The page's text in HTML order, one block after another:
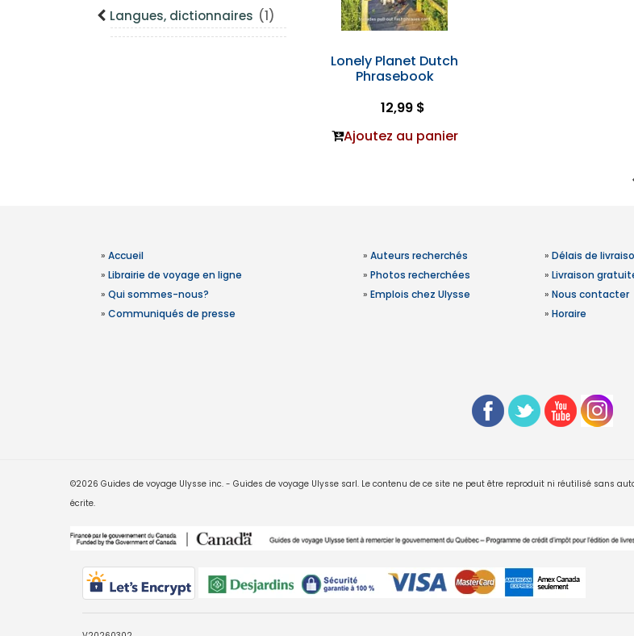
Langues, dictionnaires (1)
Lonely Planet Dutch
Phrasebook
12,99 $
Ajoutez au panier
» Accueil
» Librairie de voyage en ligne
» Qui sommes-nous?
» Communiqués de presse
» Auteurs recherchés
» Photos recherchées
» Emplois chez Ulysse
» Délais de
» Livraison
» Nous contacter
» Horaire
©2026 Guides de voyage Ulysse inc. - Guides de voyage Ulysse sarl. Le contenu de ce site ne peut être reproduit ni réutilisé sans
écrite.